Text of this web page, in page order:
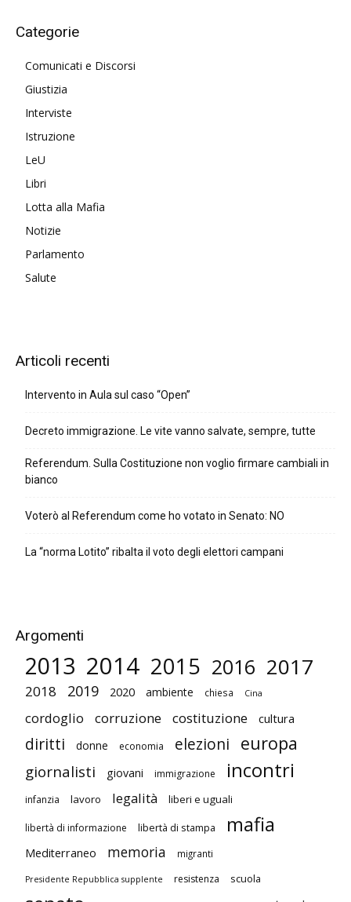
Categorie
Comunicati e Discorsi
Giustizia
Interviste
Istruzione
LeU
Libri
Lotta alla Mafia
Notizie
Parlamento
Salute
Articoli recenti
Intervento in Aula sul caso “Open”
Decreto immigrazione. Le vite vanno salvate, sempre, tutte
Referendum. Sulla Costituzione non voglio firmare cambiali in
bianco
Voterò al Referendum come ho votato in Senato: NO
La “norma Lotito” ribalta il voto degli elettori campani
Argomenti
2013 2014 2015 2016 2017
2018 2019 2020 ambiente chiesa Cina
cordoglio corruzione costituzione cultura
diritti donne economia elezioni europa
giornalisti giovani immigrazione incontri
infanzia lavoro legalità liberi e uguali
libertà di informazione libertà di stampa mafia
Mediterraneo memoria migranti
Presidente Repubblica supplente resistenza scuola